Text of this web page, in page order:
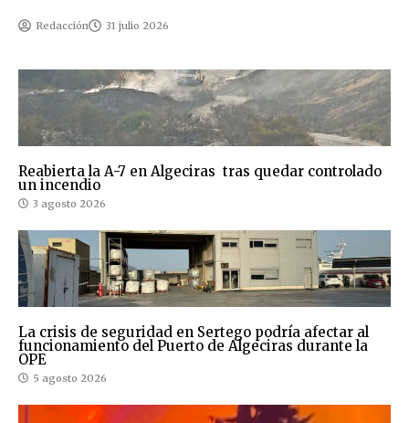
Redacción 31 julio 2026
Reabierta la A-7 en Algeciras tras quedar controlado
un incendio
3 agosto 2026
La crisis de seguridad en Sertego podría afectar al
funcionamiento del Puerto de Algeciras durante la
OPE
5 agosto 2026